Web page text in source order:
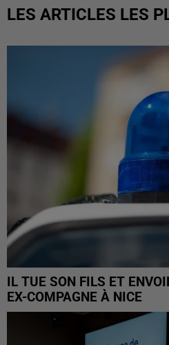
LES ARTICLES LES
IL TUE SON FILS ET
EX-COMPAGNE À NICE